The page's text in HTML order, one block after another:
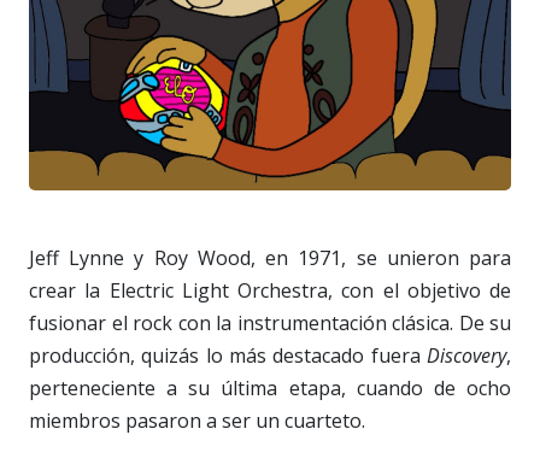
Jeff Lynne y Roy Wood, en 1971, se unieron para
crear la Electric Light Orchestra, con el objetivo de
fusionar el rock con la instrumentación clásica. De su
producción, quizás lo más destacado fuera Discovery,
perteneciente a su última etapa, cuando de ocho
miembros pasaron a ser un cuarteto.